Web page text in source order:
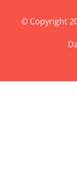
© Copyright